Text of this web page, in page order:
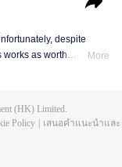
despite
as worth
And as if that wasn't
revenge to end his
More
(HK) Limited.
Policy
เสนอคำแนะนำและ